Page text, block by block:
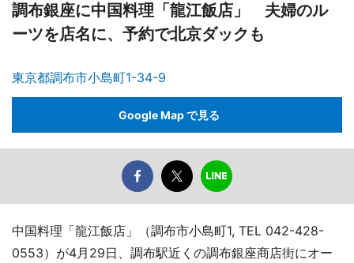
調布銀座に中国料理「龍江飯店」 夫婦のル
ーツを店名に、予約で北京ダックも
東京都調布市小島町1-34-9
Google Map で見る
中国料理「龍江飯店」（調布市小島町1, TEL 042-428-
0553）が4月29日、調布駅近くの調布銀座商店街にオー